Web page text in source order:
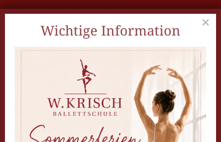
×
Wichtige Information